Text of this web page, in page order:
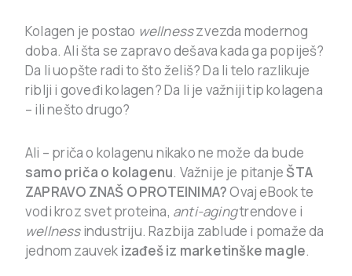
Kolagen je postao wellnesszvezda modernog
doba. Ali šta se zapravo dešava kada ga popiješ?
Da li uopšte radi to što želiš? Da li telo razlikuje
riblji i goveđi kolagen? Da li je važniji tip kolagena
– ili nešto drugo?
Ali – priča o kolagenu nikako ne može da bude
samo priča o kolagenu. Važnije je pitanje ŠTA
ZAPRAVO ZNAŠ O PROTEINIMA?Ovaj eBook te
vodi kroz svet proteina, anti-agingtrendove i
wellnessindustriju. Razbija zablude i pomaže da
jednom zauvek izađeš iz marketinške magle.